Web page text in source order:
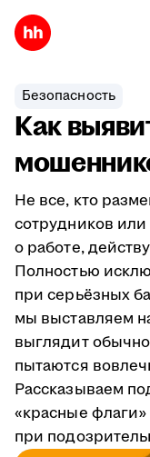
Безопасность
Как
Не все, кто
сотрудников
о работе,
Полностью
при серьёзных
мы выставляем
выглядит
пытаются
Рассказываем
«красные
при